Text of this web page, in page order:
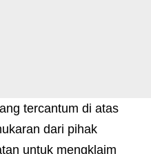
tercantum di atas
dari pihak
untuk mengklaim